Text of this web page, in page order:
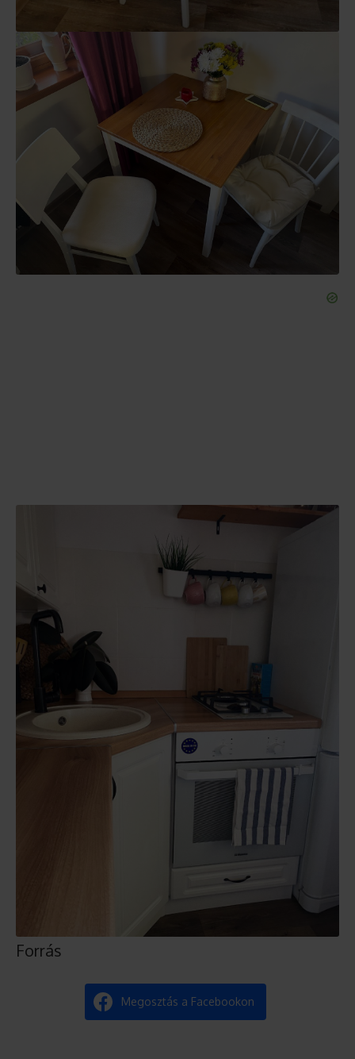
Forrás
Megosztás a Facebookon